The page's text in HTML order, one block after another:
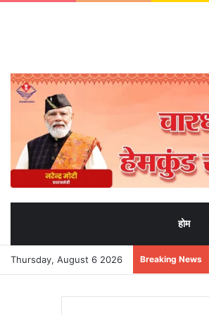
होम
Thursday, August 6 2026 Breaking News